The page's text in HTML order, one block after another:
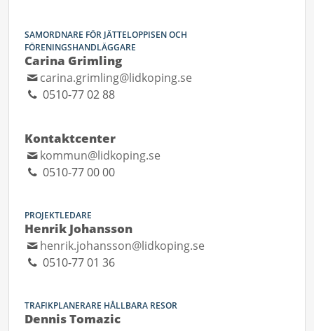
SAMORDNARE FÖR JÄTTELOPPISEN OCH
FÖRENINGSHANDLÄGGARE
Carina Grimling
carina.grimling@lidkoping.se
0510-77 02 88
Kontaktcenter
kommun@lidkoping.se
0510-77 00 00
PROJEKTLEDARE
Henrik Johansson
henrik.johansson@lidkoping.se
0510-77 01 36
TRAFIKPLANERARE HÅLLBARA RESOR
Dennis Tomazic